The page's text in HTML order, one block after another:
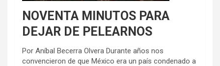
NOVENTA MINUTOS PARA
DEJAR DE PELEARNOS
Por Aníbal Becerra Olvera Durante años nos
convencieron de que México era un país condenado a